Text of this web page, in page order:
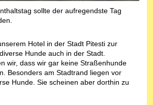
sollte der aufregendste Tag
Hotel in der Stadt Pitesti zur
Hunde auch in der Stadt.
wir, dass wir gar keine Straßenhunde
Besonders am Stadtrand liegen vor
Hunde. Sie scheinen aber dorthin zu